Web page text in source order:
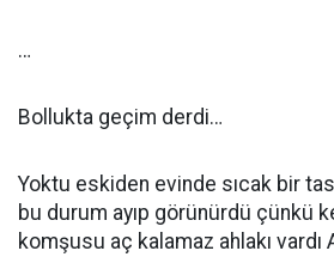
…
Bollukta geçim derdi…
Yoktu eskiden evinde sıcak bir
bu durum ayıp görünürdü çünkü
komşusu aç kalamaz ahlakı vardı